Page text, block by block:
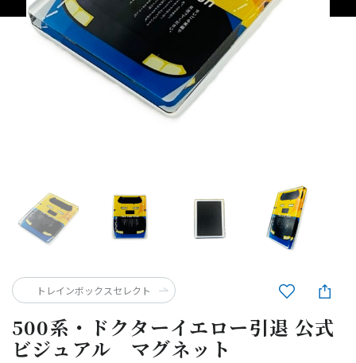
500系・ドクターイエロー引退 公式
ビジュアル マグネット
トレインボックスセレクト